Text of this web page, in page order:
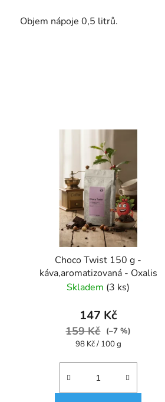
Objem nápoje 0,5 litrů.
Choco Twist 150 g -
káva,aromatizovaná - Oxalis
Skladem (3 ks)
147 Kč
159 Kč (–7 %)
Měrná
98 Kč / 100 g